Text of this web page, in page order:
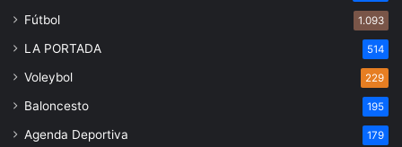
Fútbol 1.093
LA PORTADA 514
Voleybol 229
Baloncesto 195
Agenda Deportiva 179